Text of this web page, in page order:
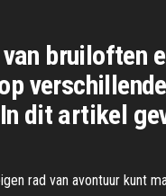
bruiloften
dit artikel
rad van avontuur kunt